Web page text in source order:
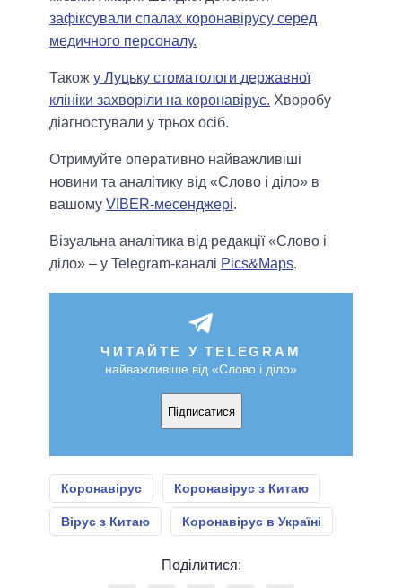
зафіксували спалах коронавірусу серед
медичного персоналу.
Також у Луцьку стоматологи державної
клініки захворіли на коронавірус. Хворобу
діагностували у трьох осіб.
Отримуйте оперативно найважливіші
новини та аналітику від «Слово і діло» в
вашому VIBER-месенджері.
Візуальна аналітика від редакції «Слово і
діло» – у Telegram-каналі Pics&Maps.
ЧИТАЙТЕ У TELEGRAM
найважливіше від «Слово і діло»
Підписатися
Коронавірус Коронавірус з Китаю
Вірус з Китаю Коронавірус в Україні
Поділитися: